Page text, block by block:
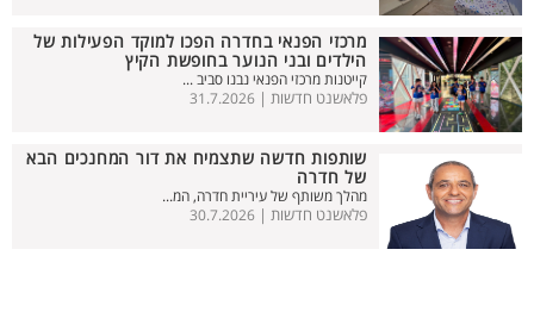
מרכזי הפנאי בחדרה הפכו למוקד הפעילות של
הילדים ובני הנוער בחופשת הקיץ
קייטנות מרכזי הפנאי נבנו סביב ...
פלאשנט חדשות | 31.7.2026
שותפות חדשה שתצמיח את דור המחנכים הבא
של חדרה
מהלך משותף של עיריית חדרה, המ...
פלאשנט חדשות | 30.7.2026